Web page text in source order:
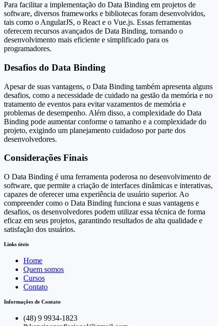
Para facilitar a implementação do Data Binding em projetos de
software, diversos frameworks e bibliotecas foram desenvolvidos,
tais como o AngularJS, o React e o Vue.js. Essas ferramentas
oferecem recursos avançados de Data Binding, tornando o
desenvolvimento mais eficiente e simplificado para os
programadores.
Desafios do Data Binding
Apesar de suas vantagens, o Data Binding também apresenta alguns
desafios, como a necessidade de cuidado na gestão da memória e no
tratamento de eventos para evitar vazamentos de memória e
problemas de desempenho. Além disso, a complexidade do Data
Binding pode aumentar conforme o tamanho e a complexidade do
projeto, exigindo um planejamento cuidadoso por parte dos
desenvolvedores.
Considerações Finais
O Data Binding é uma ferramenta poderosa no desenvolvimento de
software, que permite a criação de interfaces dinâmicas e interativas,
capazes de oferecer uma experiência de usuário superior. Ao
compreender como o Data Binding funciona e suas vantagens e
desafios, os desenvolvedores podem utilizar essa técnica de forma
eficaz em seus projetos, garantindo resultados de alta qualidade e
satisfação dos usuários.
Links úteis
Home
Quem somos
Cursos
Contato
Informações de Contato
(48) 9 9934-1823